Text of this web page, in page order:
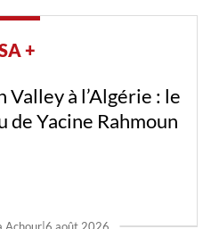
+
à l’Algérie : le
Yacine Rahmoun